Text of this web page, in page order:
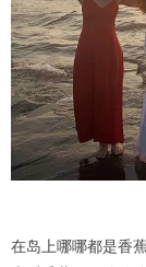
在岛上哪哪都是香